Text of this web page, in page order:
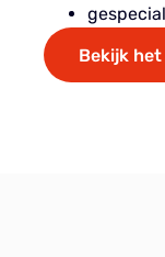
Bekijk